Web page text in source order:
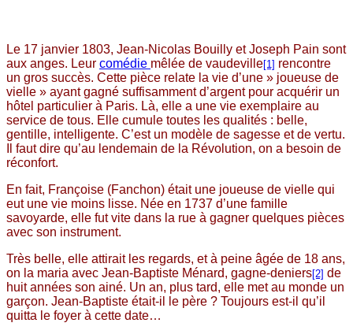
Le 17 janvier 1803, Jean-Nicolas Bouilly et Joseph Pain sont
aux anges. Leur comédie mêlée de vaudeville[1] rencontre
un gros succès. Cette pièce relate la vie d’une » joueuse de
vielle » ayant gagné suffisamment d’argent pour acquérir un
hôtel particulier à Paris. Là, elle a une vie exemplaire au
service de tous. Elle cumule toutes les qualités : belle,
gentille, intelligente. C’est un modèle de sagesse et de vertu.
Il faut dire qu’au lendemain de la Révolution, on a besoin de
réconfort.
En fait, Françoise (Fanchon) était une joueuse de vielle qui
eut une vie moins lisse. Née en 1737 d’une famille
savoyarde, elle fut vite dans la rue à gagner quelques pièces
avec son instrument.
Très belle, elle attirait les regards, et à peine âgée de 18 ans,
on la maria avec Jean-Baptiste Ménard, gagne-deniers[2] de
huit années son ainé. Un an, plus tard, elle met au monde un
garçon. Jean-Baptiste était-il le père ? Toujours est-il qu’il
quitta le foyer à cette date…